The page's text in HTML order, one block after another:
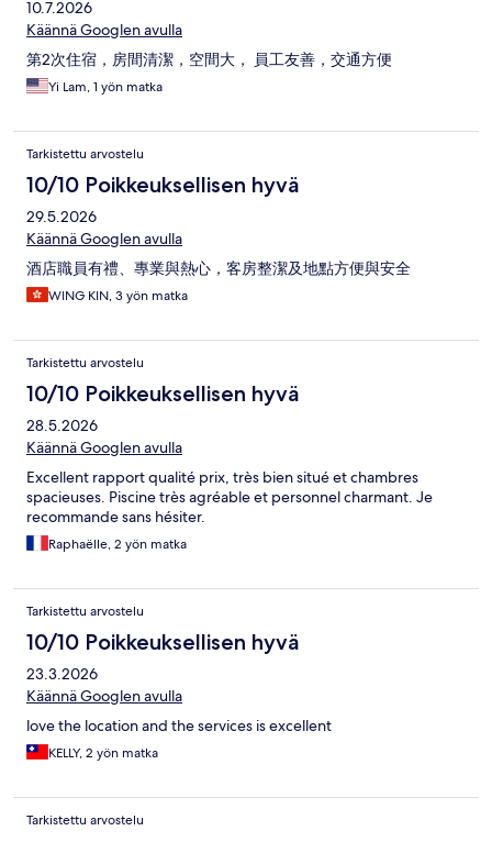
10.7.2026
Käännä Googlen avulla
第2次住宿，房間清潔，空間大， 員工友善，交通方便
Yi Lam, 1 yön matka
Tarkistettu arvostelu
10/10 Poikkeuksellisen hyvä
29.5.2026
Käännä Googlen avulla
酒店職員有禮、專業與熱心，客房整潔及地點方便與安全
WING KIN, 3 yön matka
Tarkistettu arvostelu
10/10 Poikkeuksellisen hyvä
28.5.2026
Käännä Googlen avulla
Excellent rapport qualité prix, très bien situé et chambres
spacieuses. Piscine très agréable et personnel charmant. Je
recommande sans hésiter.
Raphaëlle, 2 yön matka
Tarkistettu arvostelu
10/10 Poikkeuksellisen hyvä
23.3.2026
Käännä Googlen avulla
love the location and the services is excellent
KELLY, 2 yön matka
Tarkistettu arvostelu